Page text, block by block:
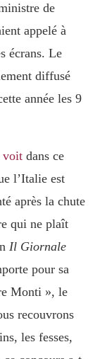
de
appelé à
écrans. Le
diffusé
année les 9
voit dans ce
l’Italie est
après la chute
qui ne plaît
Il Giornale
pour sa
Monti », le
recouvrons
les fesses,